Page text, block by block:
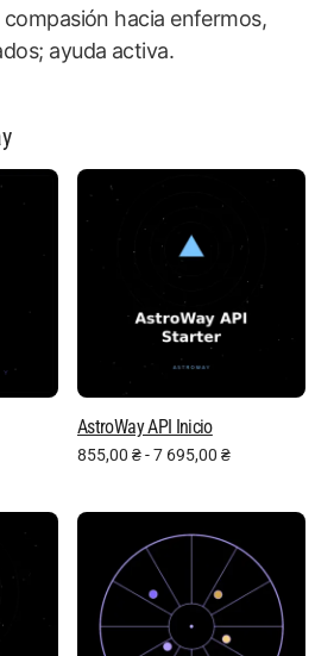
hacia enfermos,
ayuda activa.
AstroWay API Inicio
855,00 ₴-7 695,00 ₴